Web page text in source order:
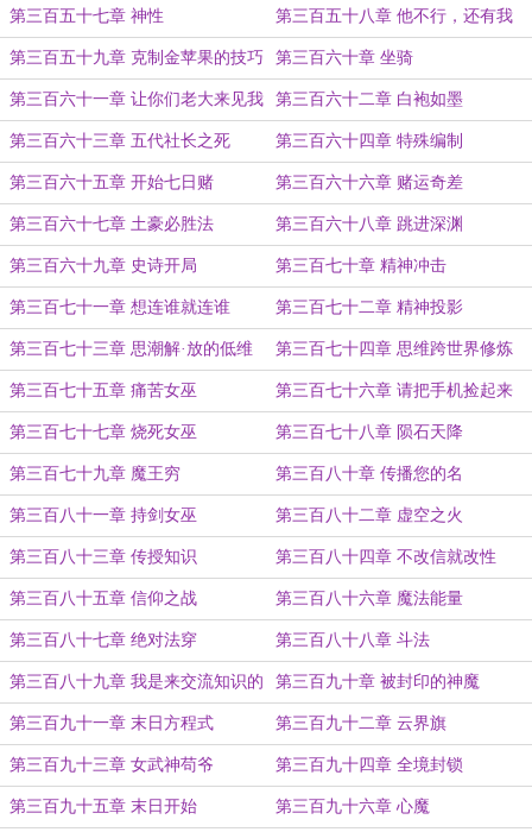
第三百五十七章 神性 第三百五十八章 他不行，还有我
第三百五十九章 克制金苹果的技巧 第三百六十章 坐骑
第三百六十一章 让你们老大来见我 第三百六十二章 白袍如墨
第三百六十三章 五代社长之死 第三百六十四章 特殊编制
第三百六十五章 开始七日赌 第三百六十六章 赌运奇差
第三百六十七章 土豪必胜法 第三百六十八章 跳进深渊
第三百六十九章 史诗开局 第三百七十章 精神冲击
第三百七十一章 想连谁就连谁 第三百七十二章 精神投影
第三百七十三章 思潮解·放的低维
人
第三百七十四章 思维跨世界修炼
第三百七十五章 痛苦女巫 第三百七十六章 请把手机捡起来
第三百七十七章 烧死女巫 第三百七十八章 陨石天降
第三百七十九章 魔王穷 第三百八十章 传播您的名
第三百八十一章 持剑女巫 第三百八十二章 虚空之火
第三百八十三章 传授知识 第三百八十四章 不改信就改性
第三百八十五章 信仰之战 第三百八十六章 魔法能量
第三百八十七章 绝对法穿 第三百八十八章 斗法
第三百八十九章 我是来交流知识的 第三百九十章 被封印的神魔
第三百九十一章 末日方程式 第三百九十二章 云界旗
第三百九十三章 女武神苟爷 第三百九十四章 全境封锁
第三百九十五章 末日开始 第三百九十六章 心魔